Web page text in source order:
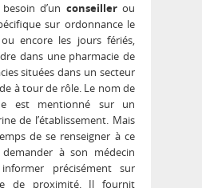
d’un conseillerou
sur ordonnance le
encore les jours fériés,
dans une pharmacie de
situées dans un secteur
à tour de rôle. Le nom de
est mentionné sur un
de l’établissement. Mais
de se renseigner à ce
à son médecin
précisément sur
de proximité. Il fournit